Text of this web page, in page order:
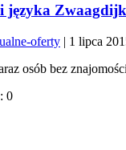
języka
oferty | 1 lipca
osób bez
0